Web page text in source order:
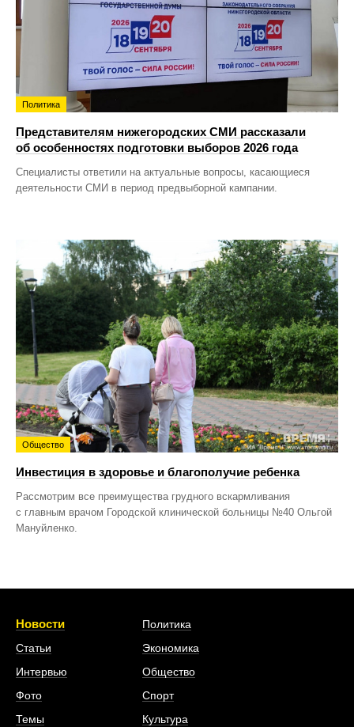
Политика
Представителям нижегородских СМИ рассказали
об особенностях подготовки выборов 2026 года
Специалисты ответили на актуальные вопросы, касающиеся
деятельности СМИ в период предвыборной кампании.
Общество
Инвестиция в здоровье и благополучие ребенка
Рассмотрим все преимущества грудного вскармливания
с главным врачом Городской клинической больницы №40 Ольгой
Мануйленко.
Новости
Статьи
Интервью
Фото
Темы
Политика
Экономика
Общество
Спорт
Культура